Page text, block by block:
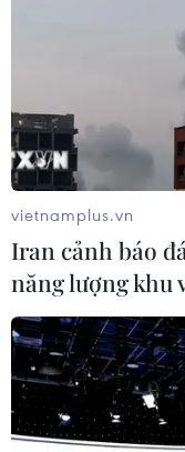
trợ, trong đó có
đặc biệt, ứng dụng
dịch không cần kết
vietnamplus.vn
Iran cảnh báo
năng lượng khu